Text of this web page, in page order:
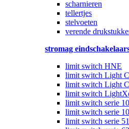
scharnieren
tellertjes
stelvoeten
verende
stromag
limit switch HNE
limit switch Light
limit switch Light
limit switch
limit switch serie
limit switch serie
limit switch serie 51